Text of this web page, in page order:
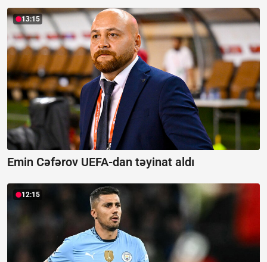
13:15
Emin Cəfərov UEFA-dan təyinat aldı
12:15